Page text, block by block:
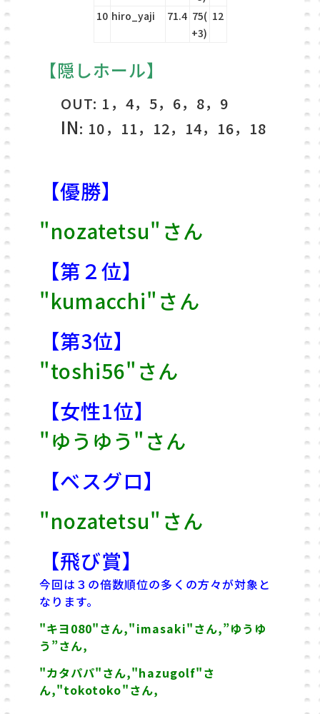
10 hiro_yaji 71.4 75(
+3)
12
【隠しホール】
OUT: 1，4，5，6，8，9
IN: 10，11，12，14，16，18
【優勝】
"nozatetsu"さん
【第２位】
"kumacchi"さん
【第3位】
"toshi56"さん
【女性1位】
"ゆうゆう"さん
【ベスグロ】
"nozatetsu"さん
【飛び賞】
今回は３の倍数順位の多くの方々が対象と
なります。
"キヨ080"さん,"imasaki"さん,”ゆうゆ
う”さん,
"カタパパ"さん,"hazugolf"さ
ん,"tokotoko"さん,